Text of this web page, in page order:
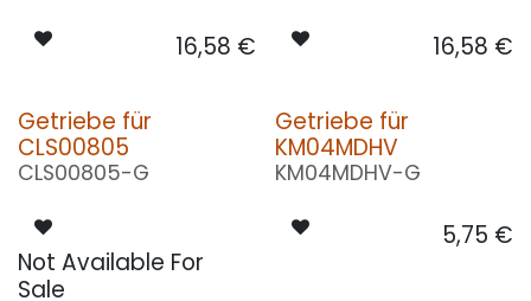
16,58 € 16,58 €
Getriebe für
CLS00805
CLS00805-G
Not Available For
Sale
Getriebe für
KM04MDHV
KM04MDHV-G
5,75 €